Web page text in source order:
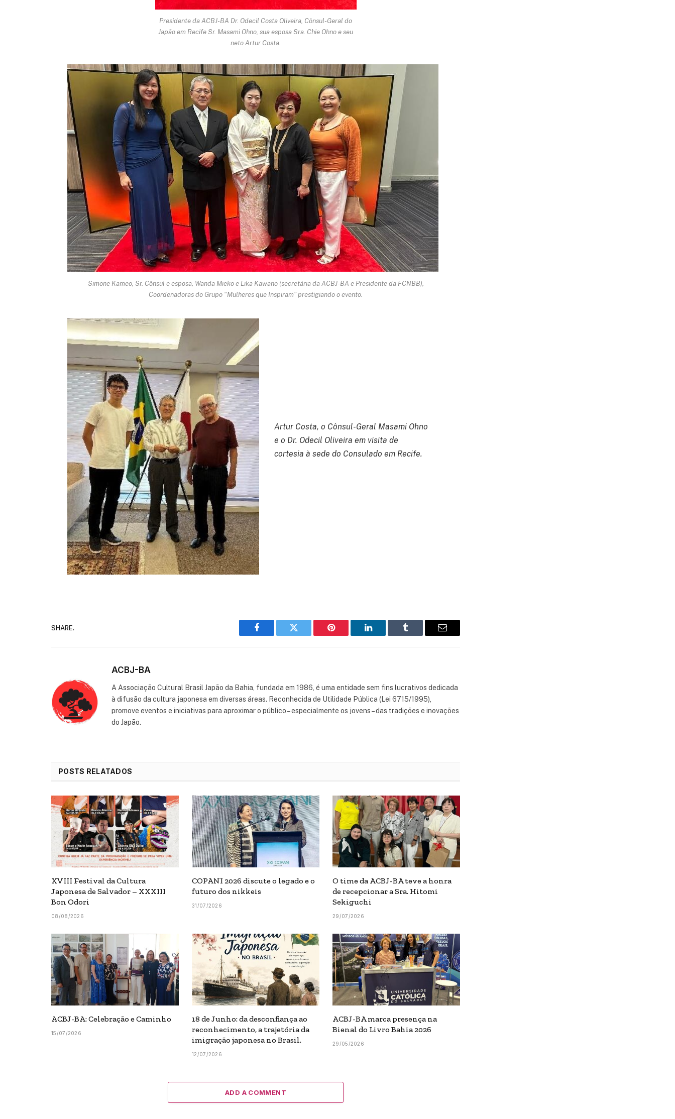
Presidente da ACBJ-BA Dr. Odecil Costa Oliveira, Cônsul-Geral do
Japão em Recife Sr. Masami Ohno, sua esposa Sra. Chie Ohno e seu
neto Artur Costa.
Simone Kameo, Sr. Cônsul e esposa, Wanda Mieko e Lika Kawano (secretária da ACBJ-BA e Presidente da FCNBB),
Coordenadoras do Grupo “Mulheres que Inspiram” prestigiando o evento.
Artur Costa, o Cônsul-Geral Masami Ohno
e o Dr. Odecil Oliveira em visita de
cortesia à sede do Consulado em Recife.
SHARE.
Facebook Twitter Pinterest LinkedIn Tumblr Email
ACBJ-BA
A Associação Cultural Brasil Japão da Bahia, fundada em 1986, é uma entidade sem fins lucrativos dedicada
à difusão da cultura japonesa em diversas áreas. Reconhecida de Utilidade Pública (Lei 6715/1995),
promove eventos e iniciativas para aproximar o público – especialmente os jovens – das tradições e inovações
do Japão.
POSTS RELATADOS
XVIII Festival da Cultura
Japonesa de Salvador – XXXIII
Bon Odori
08/08/2026
COPANI 2026 discute o legado e o
futuro dos nikkeis
31/07/2026
O time da ACBJ-BA teve a honra
de recepcionar a Sra. Hitomi
Sekiguchi
29/07/2026
ACBJ-BA: Celebração e Caminho
15/07/2026
18 de Junho: da desconfiança ao
reconhecimento, a trajetória da
imigração japonesa no Brasil.
12/07/2026
ACBJ-BA marca presença na
Bienal do Livro Bahia 2026
29/05/2026
ADD A COMMENT